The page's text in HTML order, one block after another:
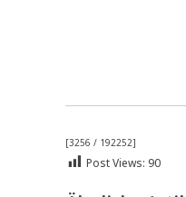
[3256 / 192252]
Post Views: 90